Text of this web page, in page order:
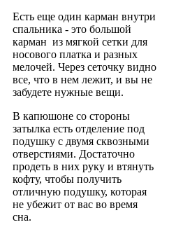
Есть еще один карман внутри
спальника - это большой
карман из мягкой сетки для
носового платка и разных
мелочей. Через сеточку видно
все, что в нем лежит, и вы не
забудете нужные вещи.
В капюшоне со стороны
затылка есть отделение под
подушку с двумя сквозными
отверстиями. Достаточно
продеть в них руку и втянуть
кофту, чтобы получить
отличную подушку, которая
не убежит от вас во время
сна.